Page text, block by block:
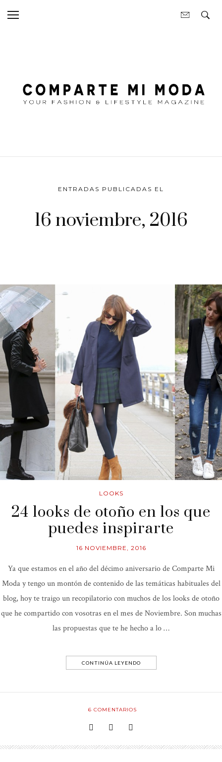
ENTRADAS PUBLICADAS EL
16 noviembre, 2016
LOOKS
24 looks de otoño en los que
puedes inspirarte
16 NOVIEMBRE, 2016
Ya que estamos en el año del décimo aniversario de Comparte Mi
Moda y tengo un montón de contenido de las temáticas habituales del
blog, hoy te traigo un recopilatorio con muchos de los looks de otoño
que he compartido con vosotras en el mes de Noviembre. Son muchas
las propuestas que te he hecho a lo …
CONTINÚA LEYENDO
6 COMENTARIOS